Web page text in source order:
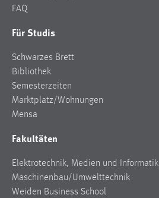
FAQ
Für Studis
Schwarzes Brett
Bibliothek
Semesterzeiten
Marktplatz/Wohnungen
Mensa
Fakultäten
Elektrotechnik, Medien und Informatik
Maschinenbau/Umwelttechnik
Weiden Business School